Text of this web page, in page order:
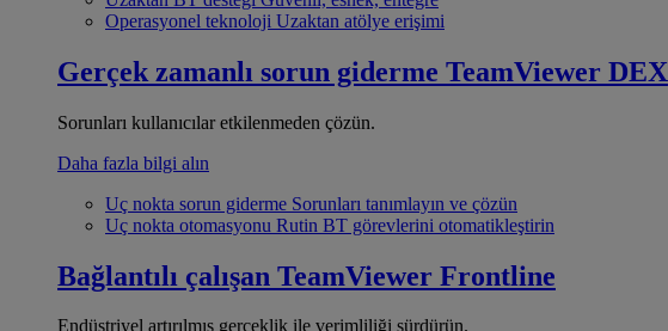
Operasyonel teknoloji Uzaktan atölye erişimi
Gerçek zamanlı sorun giderme TeamViewer DEX
Sorunları kullanıcılar etkilenmeden çözün.
Daha fazla bilgi alın
Uç nokta sorun giderme Sorunları tanımlayın ve çözün
Uç nokta otomasyonu Rutin BT görevlerini otomatikleştirin
Bağlantılı çalışan TeamViewer Frontline
Endüstriyel artırılmış gerçeklik ile verimliliği sürdürün.